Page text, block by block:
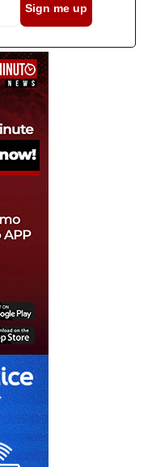
Sign me up